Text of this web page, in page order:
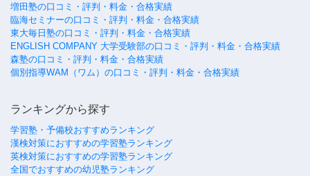
増田塾の口コミ・評判・料金・合格実績
臨海セミナーの口コミ・評判・料金・合格実績
東大毎日塾の口コミ・評判・料金・合格実績
ENGLISH COMPANY 大学受験部の口コミ・評判・料金・合格実績
森塾の口コミ・評判・料金・合格実績
個別指導WAM（ワム）の口コミ・評判・料金・合格実績
ランキングから探す
学習塾・予備校おすすめランキング
漢検対策におすすめの学習塾ランキング
英検対策におすすめの学習塾ランキング
全国でおすすめの幼児塾ランキング